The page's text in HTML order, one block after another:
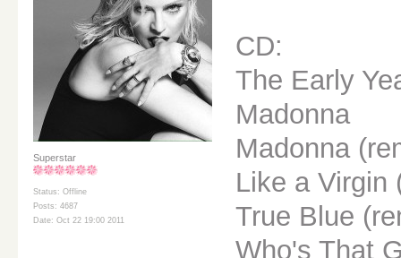
Superstar
Status: Offline
Posts: 4687
Date: Oct 22 19:00 2011
CD:
The Early
Madonna
Madonna
Like a Virgin
True Blue
Who's That